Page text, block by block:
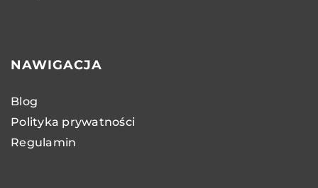
NAWIGACJA
Blog
Polityka prywatności
Regulamin